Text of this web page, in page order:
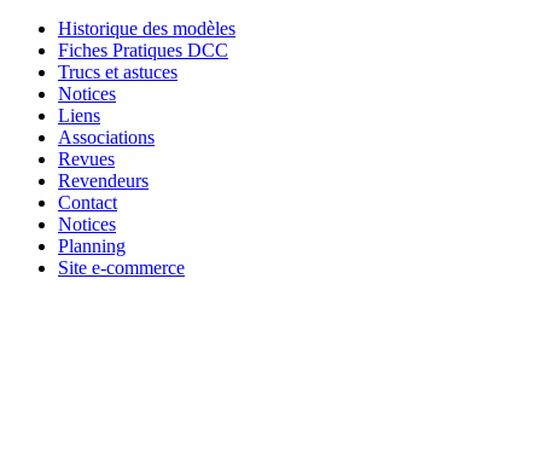
Historique des modèles
Fiches Pratiques DCC
Trucs et astuces
Notices
Liens
Associations
Revues
Revendeurs
Contact
Notices
Planning
Site e-commerce